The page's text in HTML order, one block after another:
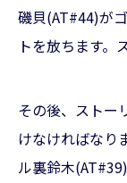
磯貝(AT#44)が
トを放ちます。
その後、ストー
けなければなり
ル裏鈴木